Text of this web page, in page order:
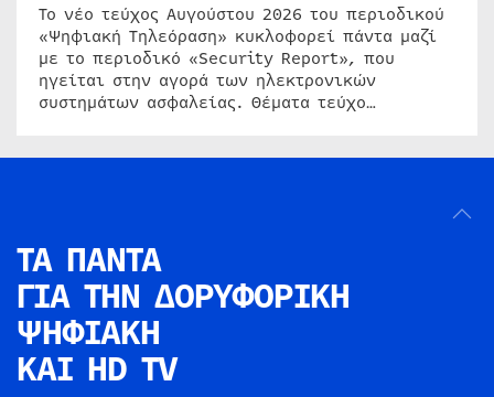
Το νέο τεύχος Αυγούστου 2026 του περιοδικού
«Ψηφιακή Τηλεόραση» κυκλοφορεί πάντα μαζί
με το περιοδικό «Security Report», που
ηγείται στην αγορά των ηλεκτρονικών
συστημάτων ασφαλείας. Θέματα τεύχο…
ΤΑ ΠΑΝΤΑ
ΓΙΑ ΤΗΝ ΔΟΡΥΦΟΡΙΚΗ
ΨΗΦΙΑΚΗ
ΚΑΙ HD TV